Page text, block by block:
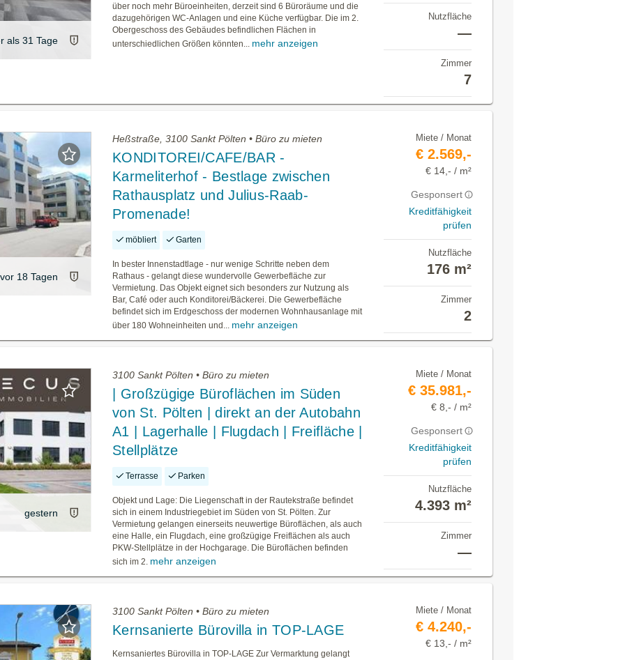
als 31 Tage
über noch mehr Büroeinheiten, derzeit sind 6 Büroräume und die
dazugehörigen WC-Anlagen und eine Küche verfügbar. Die im 2.
Obergeschoss des Gebäudes befindlichen Flächen in
unterschiedlichen Größen könnten... mehr anzeigen
Nutzfläche
—
Zimmer
7
vor 18 Tagen
Heßstraße, 3100 Sankt Pölten • Büro zu mieten
KONDITOREI/CAFE/BAR -
Karmeliterhof - Bestlage zwischen
Rathausplatz und Julius-Raab-
Promenade!
möbliert Garten
In bester Innenstadtlage - nur wenige Schritte neben dem
Rathaus - gelangt diese wundervolle Gewerbefläche zur
Vermietung. Das Objekt eignet sich besonders zur Nutzung als
Bar, Café oder auch Konditorei/Bäckerei. Die Gewerbefläche
befindet sich im Erdgeschoss der modernen Wohnhausanlage mit
über 180 Wohneinheiten und... mehr anzeigen
Miete / Monat
€ 2.569,-
€ 14,- / m²
Gesponsert
Kreditfähigkeit
prüfen
Nutzfläche
176 m²
Zimmer
2
gestern
3100 Sankt Pölten • Büro zu mieten
| Großzügige Büroflächen im Süden
von St. Pölten | direkt an der Autobahn
A1 | Lagerhalle | Flugdach | Freifläche |
Stellplätze
Terrasse Parken
Objekt und Lage: Die Liegenschaft in der Rautekstraße befindet
sich in einem Industriegebiet im Süden von St. Pölten. Zur
Vermietung gelangen einerseits neuwertige Büroflächen, als auch
eine Halle, ein Flugdach, eine großzügige Freiflächen als auch
PKW-Stellplätze in der Hochgarage. Die Büroflächen befinden
sich im 2. mehr anzeigen
Miete / Monat
€ 35.981,-
€ 8,- / m²
Gesponsert
Kreditfähigkeit
prüfen
Nutzfläche
4.393 m²
Zimmer
—
3100 Sankt Pölten • Büro zu mieten
Kernsanierte Bürovilla in TOP-LAGE
Kernsaniertes Bürovilla in TOP-LAGE Zur Vermarktung gelangt
Miete / Monat
€ 4.240,-
€ 13,- / m²